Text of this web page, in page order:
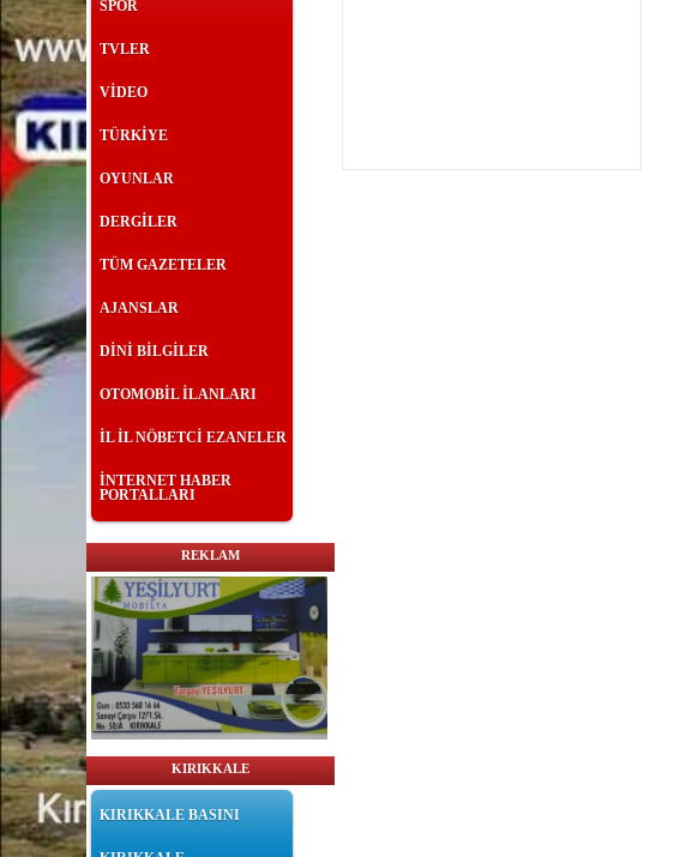
SPOR
TVLER
VİDEO
TÜRKİYE
OYUNLAR
DERGİLER
TÜM GAZETELER
AJANSLAR
DİNİ BİLGİLER
OTOMOBİL İLANLARI
İL İL NÖBETCİ EZANELER
İNTERNET HABER
PORTALLARI
REKLAM
KIRIKKALE
KIRIKKALE BASINI